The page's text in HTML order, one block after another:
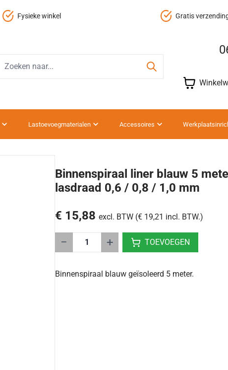
Fysieke winkel Gratis
Lastoevoegmaterialen Accessoires
Binnenspiraal liner blauw 5
lasdraad 0,6 / 0,8 / 1,0 mm
€ 15,88excl. BTW (€ 19,21 incl. BTW.)
− + TOEVOEGEN
Binnenspiraal blauw geïsoleerd 5 meter.